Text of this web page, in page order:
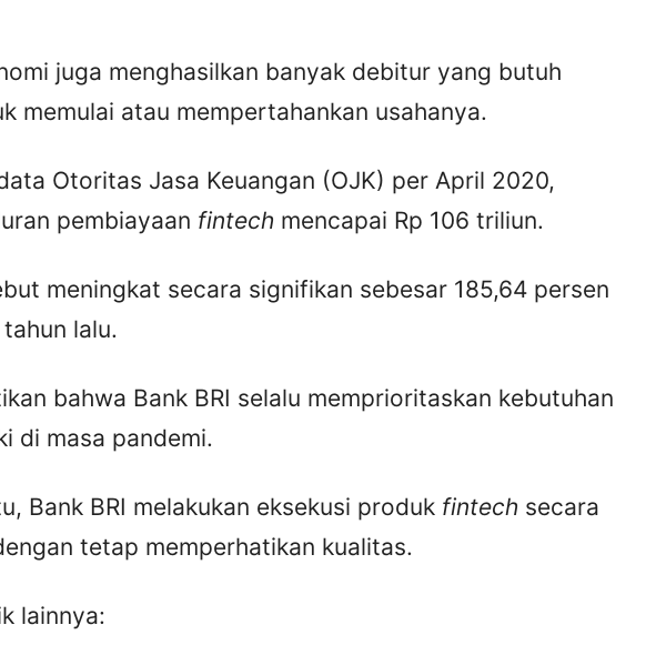
juga menghasilkan banyak debitur yang butuh
memulai atau mempertahankan usahanya.
Otoritas Jasa Keuangan (OJK) per April 2020,
pembiayaan fintech mencapai Rp 106 triliun.
meningkat secara signifikan sebesar 185,64 persen
lalu.
bahwa Bank BRI selalu memprioritaskan kebutuhan
di masa pandemi.
Bank BRI melakukan eksekusi produk fintech secara
tetap memperhatikan kualitas.
lainnya: